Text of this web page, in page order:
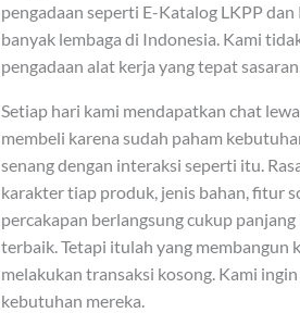
pengadaan seperti E-Katalog LKPP
banyak lembaga di Indonesia. Kami
pengadaan alat kerja yang tepat
Setiap hari kami mendapatkan chat
membeli karena sudah paham
senang dengan interaksi seperti itu.
karakter tiap produk, jenis bahan, fitur
percakapan berlangsung cukup
terbaik. Tetapi itulah yang membangun
melakukan transaksi kosong. Kami
kebutuhan mereka.